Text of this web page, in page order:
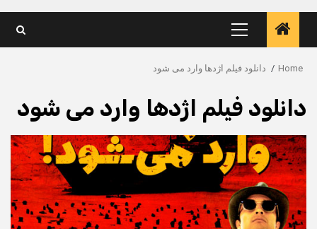
Primary
Menu
Home دانلود فیلم اژدها وارد می شود
دانلود فیلم اژدها وارد می شود